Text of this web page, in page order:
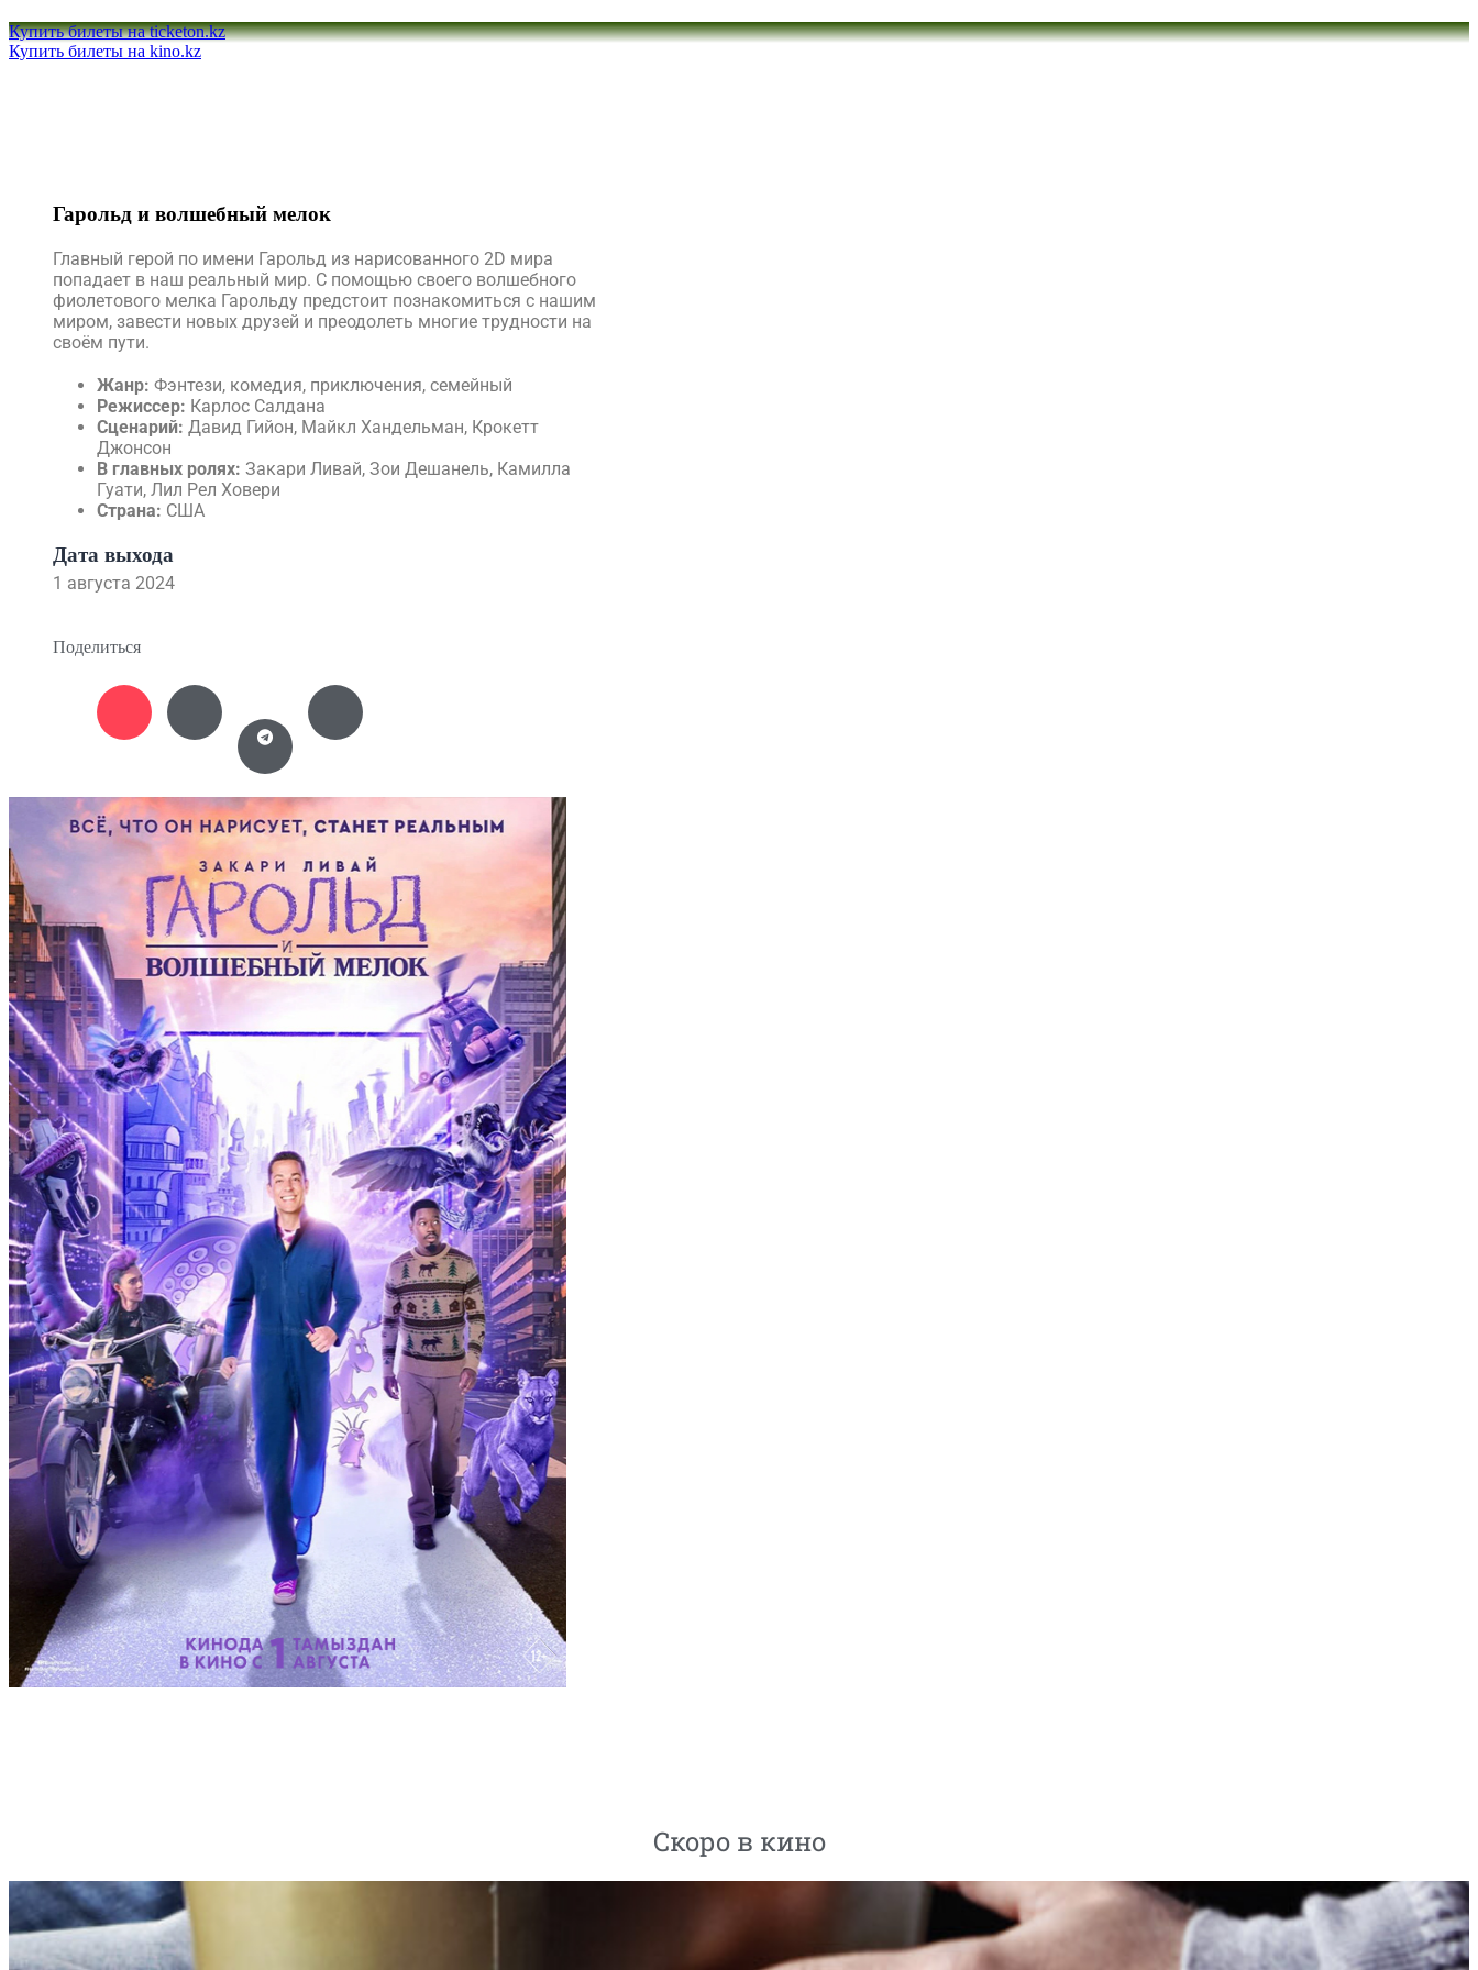
Купить билеты на ticketon.kz
Купить билеты на kino.kz
Гарольд и волшебный мелок
Главный герой по имени Гарольд из нарисованного 2D мира
попадает в наш реальный мир. С помощью своего волшебного
фиолетового мелка Гарольду предстоит познакомиться с нашим
миром, завести новых друзей и преодолеть многие трудности на
своём пути.
Жанр: Фэнтези, комедия, приключения, семейный
Режиссер: Карлос Салдана
Сценарий: Давид Гийон, Майкл Хандельман, Крокетт
Джонсон
В главных ролях: Закари Ливай, Зои Дешанель, Камилла
Гуати, Лил Рел Ховери
Страна: США
Дата выхода
1 августа 2024
Поделиться
Скоро в кино